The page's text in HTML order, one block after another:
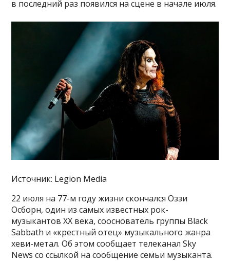
в последний раз появился на сцене в начале июля.
Источник: Legion Media
22 июля на 77-м году жизни скончался Оззи
Осборн, один из самых известных рок-
музыкантов XX века, сооснователь группы Black
Sabbath и «крестный отец» музыкального жанра
хеви-метал. Об этом сообщает телеканал Sky
News со ссылкой на сообщение семьи музыканта.